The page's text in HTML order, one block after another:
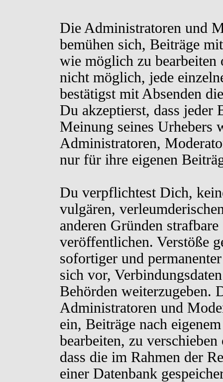
Die Administratoren und
bemühen sich, Beiträge
wie möglich zu bearbeiten
nicht möglich, jede
bestätigst mit Absenden
Du akzeptierst, dass jeder
Meinung seines Urhebers
Administratoren,
nur für ihre eigenen
Du verpflichtest Dich,
vulgären,
anderen Gründen
veröffentlichen. Verstöße
sofortiger und
sich vor,
Behörden weiterzugeben.
Administratoren und
ein, Beiträge nach
bearbeiten, zu
dass die im Rahmen der
einer Datenbank